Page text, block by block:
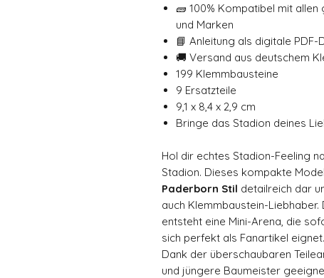
🧱 100% Kompatibel mit
und Marken
📘 Anleitung als digitale PDF-
🚚 Versand aus deutschem
199 Klemmbausteine
9 Ersatzteile
9,1 x 8,4 x 2,9 cm
Bringe das Stadion deines
Hol dir echtes Stadion-Feeling
Stadion. Dieses kompakte
Paderborn Stil detailreich dar
auch Klemmbaustein-
entsteht eine Mini-Arena, die
sich perfekt als Fanartikel eignet.
Dank der überschaubaren
und jüngere Baumeister